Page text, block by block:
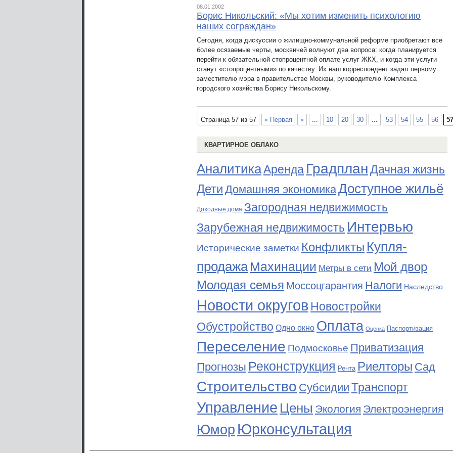
08.01.2002
Борис Никольский: «Мы хотим изменить психологию
наших сограждан»
Сегодня, когда дискуссии о жилищно-коммунальной реформе приобретают все
более осязаемые черты, москвичей волнуют два вопроса: когда планируется
перейти к обязательной стопроцентной оплате услуг ЖКХ, и когда эти услуги
станут «стопроцентными» по качеству. Их наш корреспондент задал первому
заместителю мэра в правительстве Москвы, руководителю Комплекса
городского хозяйства Борису Никольскому.
Страница 57 из 57 « Первая « ... 10 20 30 ... 53 54 55 56 57
КВАРТИРНОЕ ОБЛАКО
АналитикаАренда ГрадпланДачная жизнь
Дети Домашняя экономикаДоступное жильё
Доходные дома Загородная недвижимость
Зарубежная недвижимость Интервью
Исторические заметки Конфликты Купля-
продажа Махинации Метры в сети Мой двор
Молодая семья Моссоцгарантия Налоги Наследство
Новости округов Новостройки
Обустройство Одно окно Оплата Оценка Паспортизация
Переселение Подмосковье Приватизация
Прогнозы Реконструкция Рента Риелторы Сад
Строительство Субсидии Транспорт
Управление Цены Экология Электроэнергия
Юмор Юрконсультация